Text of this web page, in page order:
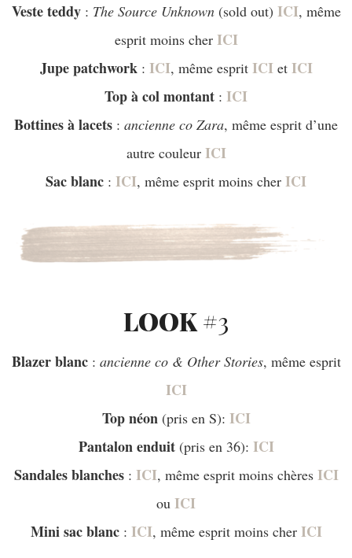
Veste teddy: The Source Unknown(sold out) ICI, même
esprit moins cher ICI
Jupe patchwork: ICI, même esprit ICI et ICI
Top à col montant : ICI
Bottines à lacets : ancienne co Zara, même esprit d’une
autre couleur ICI
Sac blanc : ICI, même esprit moins cher ICI
LOOK #3
Blazer blanc: ancienne co & Other Stories, même esprit
ICI
Top néon (pris en S): ICI
Pantalon enduit(pris en 36): ICI
Sandales blanches: ICI, même esprit moins chères ICI
ou ICI
Mini sac blanc: ICI, même esprit moins cher ICI